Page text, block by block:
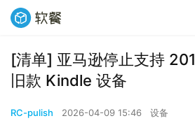
[清单] 亚马逊停止支持
旧款 Kindle 设备
RC-pulish 2026-04-09 15:46 设备